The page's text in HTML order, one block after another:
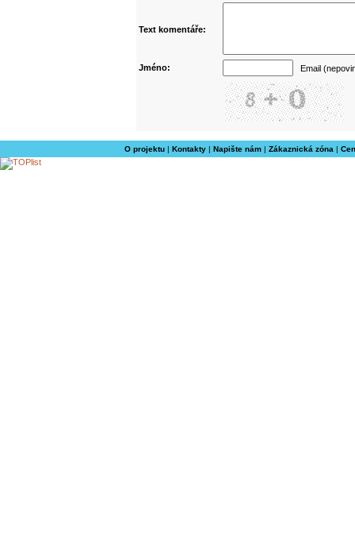
Text komentáře:
Jméno: Email
O projektu| Kontakty| Napište nám| Zákaznická zóna |